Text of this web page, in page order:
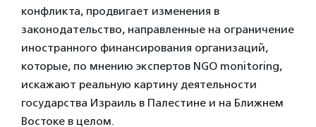
конфликта, продвигает изменения в
законодательство, направленные на ограничение
иностранного финансирования организаций,
которые, по мнению экспертов NGO monitoring,
искажают реальную картину деятельности
государства Израиль в Палестине и на Ближнем
Востоке в целом.